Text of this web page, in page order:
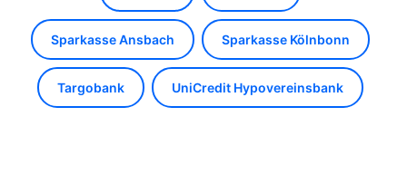
Sparkasse Ansbach Sparkasse Kölnbonn
Targobank UniCredit Hypovereinsbank